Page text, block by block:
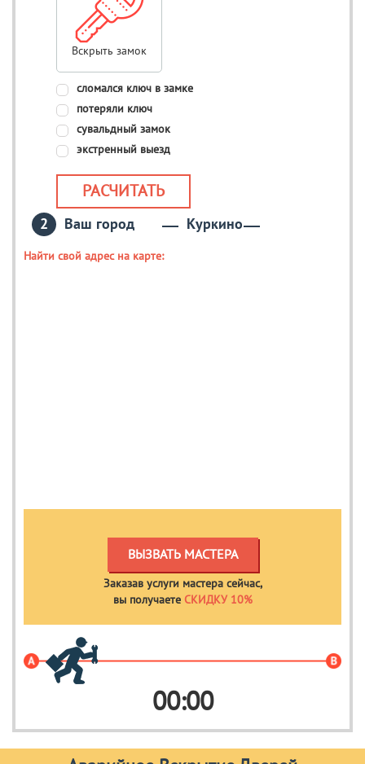
Вскрыть замок
сломался ключ в замке
потеряли ключ
сувальдный замок
экстренный выезд
РАСЧИТАТЬ
Ваш город Куркино
Найти свой адрес на карте:
ВЫЗВАТЬ МАСТЕРА
Заказав услуги мастера сейчас,
вы получаете СКИДКУ 10%
00:00